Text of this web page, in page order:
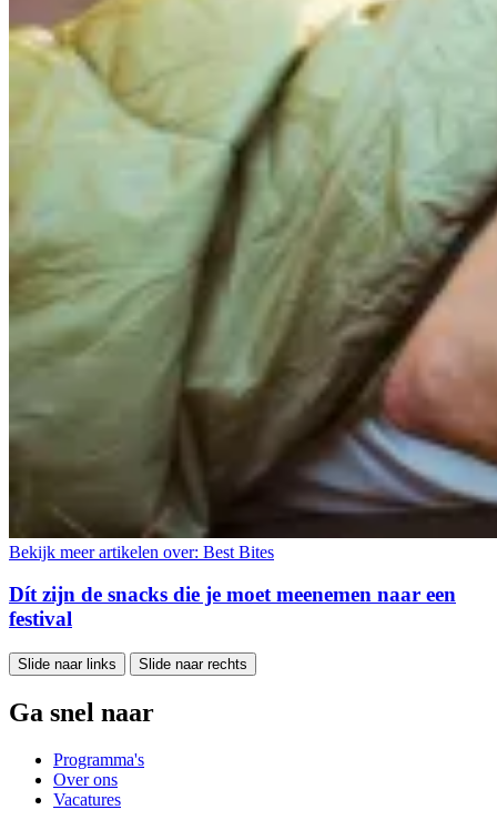
Bekijk meer artikelen over: Best Bites
Dít zijn de snacks die je moet meenemen naar een
festival
Slide naar links Slide naar rechts
Ga snel naar
Programma's
Over ons
Vacatures